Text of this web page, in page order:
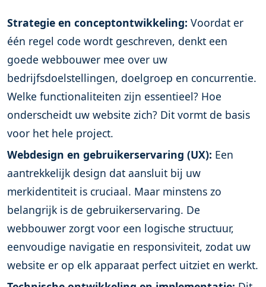
Strategie en conceptontwikkeling: Voordat er
één regel code wordt geschreven, denkt een
goede webbouwer mee over uw
bedrijfsdoelstellingen, doelgroep en concurrentie.
Welke functionaliteiten zijn essentieel? Hoe
onderscheidt uw website zich? Dit vormt de basis
voor het hele project.
Webdesign en gebruikerservaring (UX): Een
aantrekkelijk design dat aansluit bij uw
merkidentiteit is cruciaal. Maar minstens zo
belangrijk is de gebruikerservaring. De
webbouwer zorgt voor een logische structuur,
eenvoudige navigatie en responsiviteit, zodat uw
website er op elk apparaat perfect uitziet en werkt.